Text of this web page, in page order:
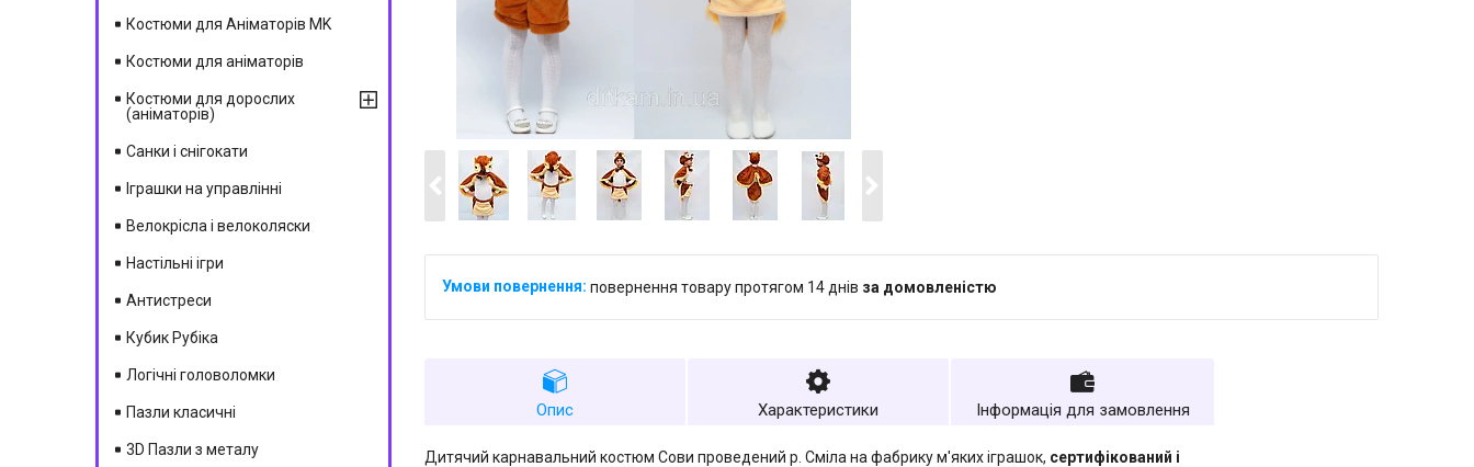
повернення товару протягом 14 днів за домовленістю
Опис Характеристики Інформація для замовлення
Дитячий карнавальний костюм Сови проведений р. Сміла на фабрику м'яких іграшок, сертифікований і
Костюми для Аніматорів MK
Костюми для аніматорів
Костюми для дорослих
(аніматорів)
Санки і снігокати
Іграшки на управлінні
Велокрісла і велоколяски
Настільні ігри
Антистреси
Кубик Рубіка
Логічні головоломки
Пазли класичні
3D Пазли з металу